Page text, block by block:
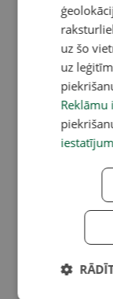
uz šo
uz
Reklāmu